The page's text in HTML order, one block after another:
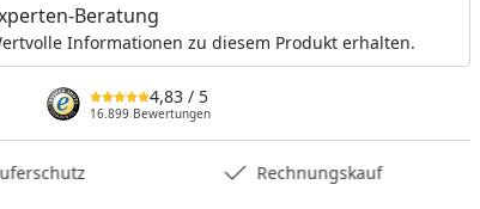
Beratung
Informationen zu diesem Produkt erhalten.
4,83 / 5
16.899 Bewertungen
Rechnungskauf